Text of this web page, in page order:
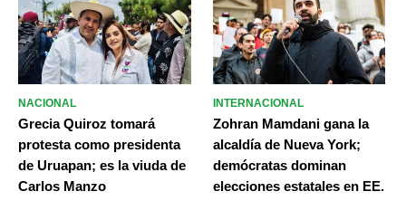
NACIONAL
Grecia Quiroz tomará
protesta como presidenta
de Uruapan; es la viuda de
Carlos Manzo
INTERNACIONAL
Zohran Mamdani gana la
alcaldía de Nueva York;
demócratas dominan
elecciones estatales en EE.